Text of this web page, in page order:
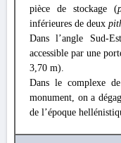
pièce de stockage (
inférieures de deux
Dans l’angle Sud-
accessible par une
3,70 m).
Dans le complexe
monument, on a
de l’époque